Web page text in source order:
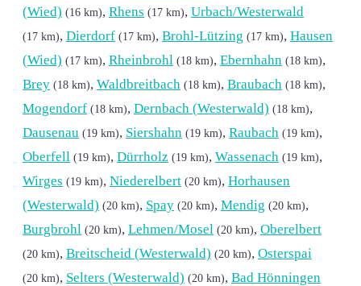
(Wied) (16 km), Rhens (17 km), Urbach/Westerwald
(17 km), Dierdorf (17 km), Brohl-Lützing (17 km), Hausen
(Wied) (17 km), Rheinbrohl (18 km), Ebernhahn (18 km),
Brey (18 km), Waldbreitbach (18 km), Braubach (18 km),
Mogendorf (18 km), Dernbach (Westerwald) (18 km),
Dausenau (19 km), Siershahn (19 km), Raubach (19 km),
Oberfell (19 km), Dürrholz (19 km), Wassenach (19 km),
Wirges (19 km), Niederelbert (20 km), Horhausen
(Westerwald) (20 km), Spay (20 km), Mendig (20 km),
Burgbrohl (20 km), Lehmen/Mosel (20 km), Oberelbert
(20 km), Breitscheid (Westerwald) (20 km), Osterspai
(20 km), Selters (Westerwald) (20 km), Bad Hönningen